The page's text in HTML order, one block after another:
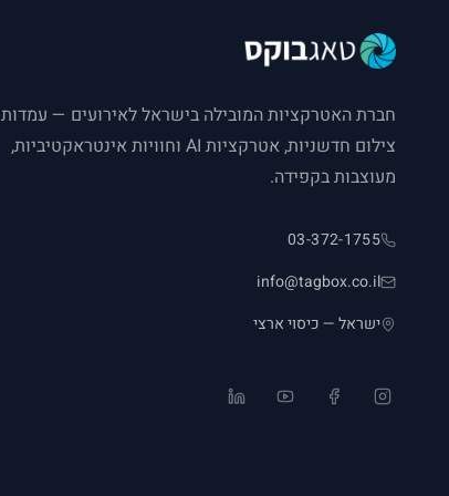
חברת האטרקציות המובילה בישראל לאירועים — עמדות
צילום חדשניות, אטרקציות AI וחוויות אינטראקטיביות,
מעוצבות בקפידה.
03-372-1755
info@tagbox.co.il
ישראל — כיסוי ארצי
Instagram
Facebook
YouTube
LinkedIn